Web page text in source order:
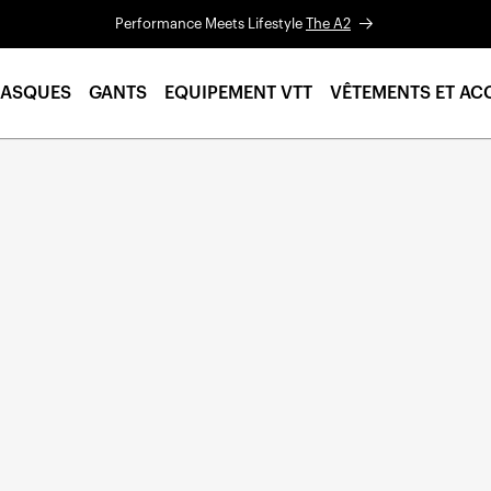
Performance Meets Lifestyle The A2
GANTS EQUIPEMENT VTT VÊTEMENTS ET